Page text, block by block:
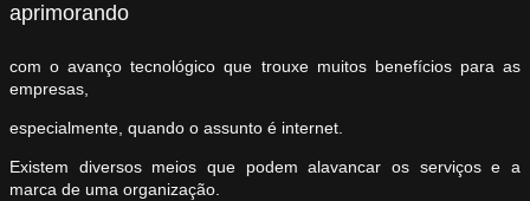
aprimorando
com o avanço tecnológico que trouxe muitos benefícios para as
empresas,
especialmente, quando o assunto é internet.
Existem diversos meios que podem alavancar os serviços e a
marca de uma organização.